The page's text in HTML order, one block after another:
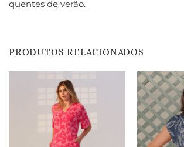
quentes de verão.
PRODUTOS RELACIONADOS